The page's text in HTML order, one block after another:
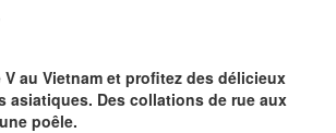
au Vietnam et profitez des délicieux
asiatiques. Des collations de rue aux
poêle.